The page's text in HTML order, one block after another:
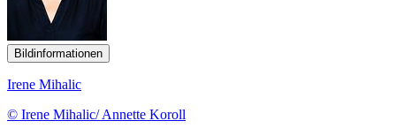
Bildinformationen
Irene Mihalic
© Irene Mihalic/ Annette Koroll